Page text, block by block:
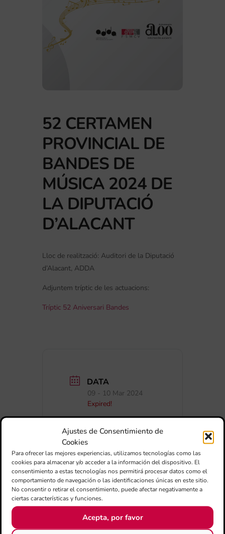
Ajustes de Consentimiento de
Cookies
Para ofrecer las mejores experiencias, utilizamos tecnologías como las
cookies para almacenar y/o acceder a la información del dispositivo. El
consentimiento a estas tecnologías nos permitirá procesar datos como el
comportamiento de navegación o las identificaciones únicas en este sitio.
No consentir o retirar el consentimiento, puede afectar negativamente a
ciertas características y funciones.
Acepta, por favor
52 CERTAMEN
PROVINCIAL DE
BANDES DE
MÚSICA 2024 DE
LA DIPUTACIÓ
D’ALACANT
Lloc de realització: Auditori de la Diputació
d’Alacant, ADDA
Adjuntem tríptic de les actuacions:
Tríptic 52 Aniversari Bandes
DATA
09 - 10 Mar 2024
Expired!
+ Afegir a Google Calendar
Exportar + iCal / Outlook